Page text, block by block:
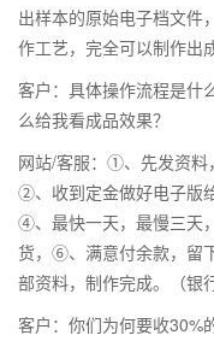
出样本的原始电子档文件
作工艺，完全可以制作出
客户：具体操作流程是什
么给我看成品效果？
网站/客服：①、先发资料
②、收到定金做好电子版
④、最快一天，最慢三天
货，⑥、满意付余款，留
部资料，制作完成。（银
客户：你们为何要收30%